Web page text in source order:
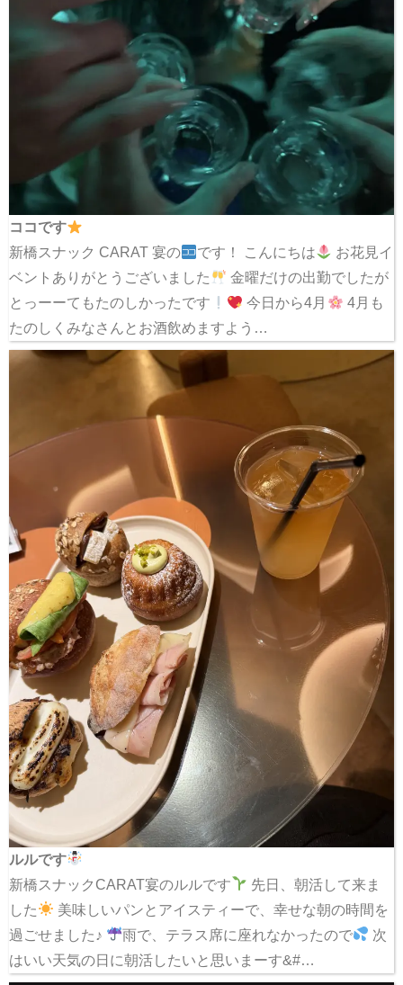
ココです
新橋スナック CARAT 宴の
です！ こんにちは
お花見イ
ベントありがとうございました
金曜だけの出勤でしたが
とっーーてもたのしかったです
今日から4月
4月も
たのしくみなさんとお酒飲めますよう…
ルルです
新橋スナックCARAT宴のルルです
先日、朝活して来ま
した
美味しいパンとアイスティーで、幸せな朝の時間を
過ごせました♪
雨で、テラス席に座れなかったので
次
はいい天気の日に朝活したいと思いまーす&#…